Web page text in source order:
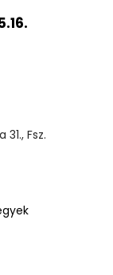
Fsz.